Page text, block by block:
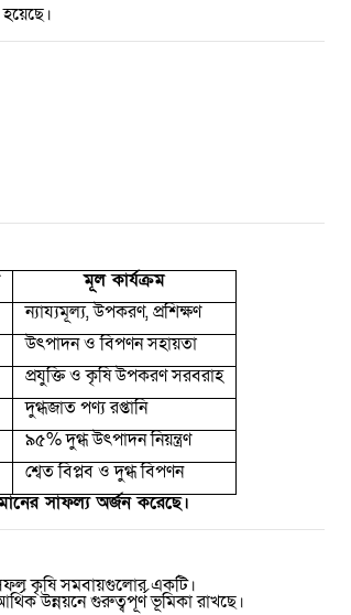
হয়েছে।
মূল কার্যক্রম
ন্যায্যমূল্য,উপকরণ,প্রশিক্ষণ
উৎপাদন ও বিপণন সহায়তা
প্রযুক্তি ও কৃষি উপকরণ সরবরাহ
দুগ্ধজাত পণ্য রপ্তানি
৯৫% দুগ্ধ উৎপাদন নিয়ন্ত্রণ
শ্বেত বিপ্লব ও দুগ্ধ বিপণন
সাফল্য অর্জন করেছে।
কৃষি সমবায়গুলোর একটি।
উন্নয়নে গুরুত্বপূর্ণ ভূমিকা রাখছে।